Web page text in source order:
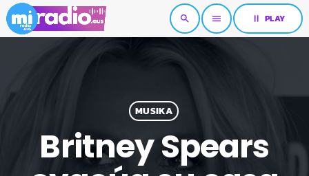
search menu pause PLAY
MUSIKA
Britney Spears